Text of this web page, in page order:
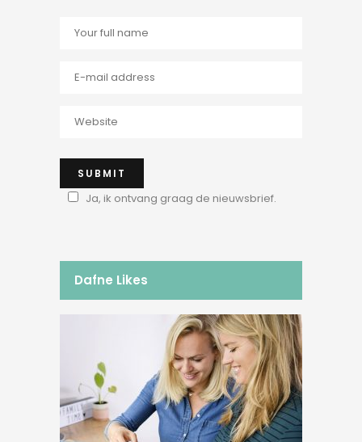
Ja, ik ontvang graag de nieuwsbrief.
Dafne Likes